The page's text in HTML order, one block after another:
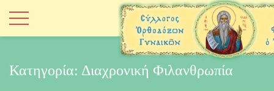
Κατηγορία: Διαχρονική Φιλανθρωπία